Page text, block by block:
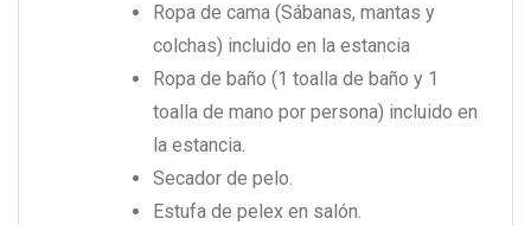
Ropa de cama (Sábanas, mantas y
colchas) incluido en la estancia
Ropa de baño (1 toalla de baño y 1
toalla de mano por persona) incluido en
la estancia.
Secador de pelo.
Estufa de pelex en salón.